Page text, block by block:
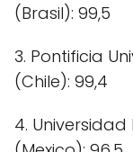
(Brasil): 99,5
3. Pontificia
(Chile): 99,4
4.